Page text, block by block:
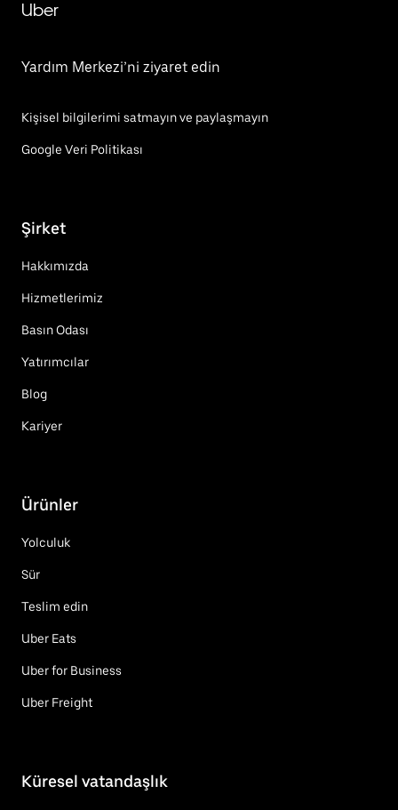
Uber
Yardım Merkezi’ni ziyaret edin
Kişisel bilgilerimi satmayın ve paylaşmayın
Google Veri Politikası
Şirket
Hakkımızda
Hizmetlerimiz
Basın Odası
Yatırımcılar
Blog
Kariyer
Ürünler
Yolculuk
Sür
Teslim edin
Uber Eats
Uber for Business
Uber Freight
Küresel vatandaşlık